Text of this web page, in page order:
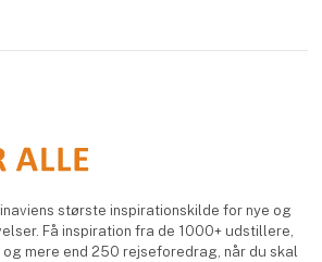
største inspirationskilde for nye og
Få inspiration fra de 1000+ udstillere,
mere end 250 rejseforedrag, når du skal